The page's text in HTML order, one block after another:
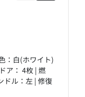
：白(ホワイト)
ア： 4枚 | 燃
ドル：左 | 修復